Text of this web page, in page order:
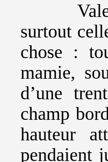
Valentin
surtout
chose :
mamie,
d’une
champ
hauteur
pendaient